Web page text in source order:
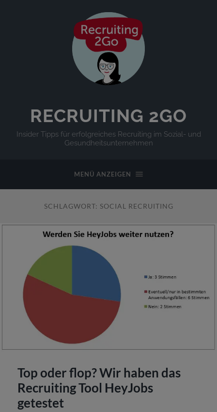
RECRUITING 2GO
Insider Tipps für erfolgreiches Recruiting im Sozial- und
Gesundheitsunternehmen
MENÜ ANZEIGEN
SCHLAGWORT: SOCIAL RECRUITING
Top oder flop? Wir haben das
Recruiting Tool HeyJobs
getestet